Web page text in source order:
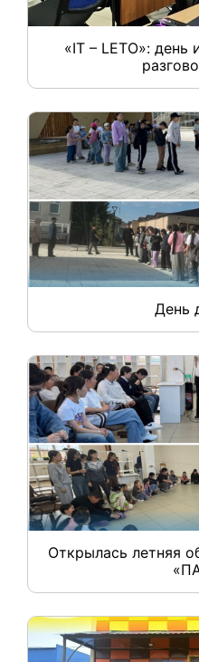
«IT – LETO»:
День
Открылась летняя